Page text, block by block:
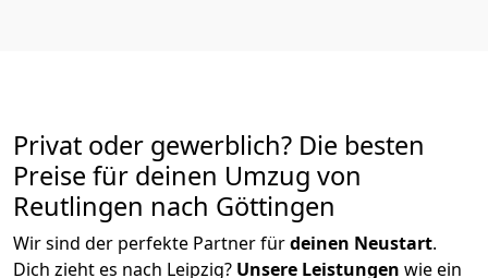
Privat oder gewerblich? Die besten
Preise für deinen Umzug von
Reutlingen nach Göttingen
Wir sind der perfekte Partner fürdeinen Neustart.
Dich zieht es nach Leipzig? Unsere Leistungen wie ein